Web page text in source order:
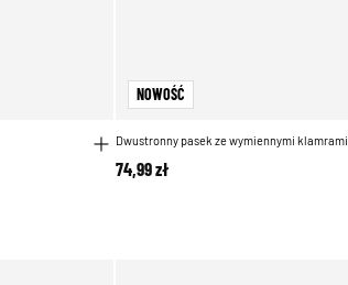
NOWOŚĆ
Dwustronny pasek ze wymiennymi klamrami
74,99 zł